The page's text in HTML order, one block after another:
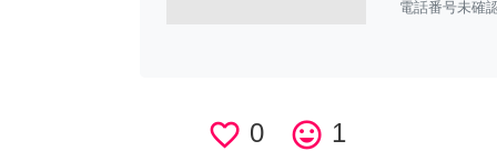
電話番号未確
favorite_border 0 tag_faces 1